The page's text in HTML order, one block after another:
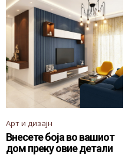
Арт и дизајн
Внесете боја во вашиот
дом преку овие детали